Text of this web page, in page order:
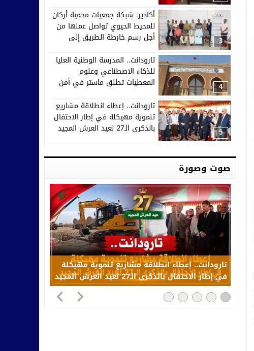
صوت وصورة
تارودانت.. إعطاء انطلاقة مشاريع تنموية مهيكلة
في إطار الاحتفال بالذكرى الـ27 لعيد العرش المجيد
3
أكادير: شبكة جمعيات محمية أركان
للمحيط الحيوي تواصل عملها من
أجل رسم خارطة الطريق إلى
4
تارودانت.. المدرسة الوطنية العليا
للذكاء الاصطناعي وعلوم
المعطيات تطلق ماستر في أمن
5
تارودانت.. إعطاء انطلاقة مشاريع
تنموية مهيكلة في إطار الاحتفال
بالذكرى الـ27 لعيد العرش المجيد